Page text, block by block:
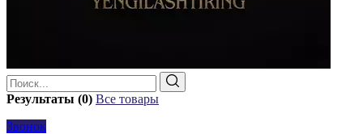
Результаты (0) Все товары
Звонок